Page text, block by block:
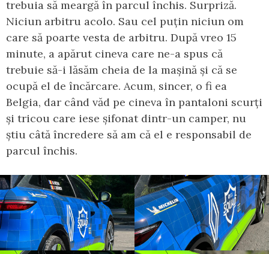
trebuia să meargă în parcul închis. Surpriză.
Niciun arbitru acolo. Sau cel puțin niciun om
care să poarte vesta de arbitru. După vreo 15
minute, a apărut cineva care ne-a spus că
trebuie să-i lăsăm cheia de la mașină și că se
ocupă el de încărcare. Acum, sincer, o fi ea
Belgia, dar când văd pe cineva în pantaloni scurți
și tricou care iese șifonat dintr-un camper, nu
știu câtă încredere să am că el e responsabil de
parcul închis.